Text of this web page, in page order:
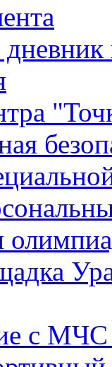
с